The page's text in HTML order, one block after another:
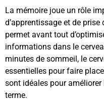
La mémoire joue un rôle
d’apprentissage et de
permet avant tout
informations dans le
minutes de sommeil, le
essentielles pour faire
sont idéales pour
terme.